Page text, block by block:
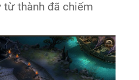
từ thành đã chiếm